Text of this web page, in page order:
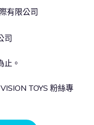
有限公司
司
止。
TOYS 粉絲專